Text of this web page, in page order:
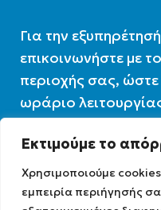
Εκτιμούμε το
Χρησιμοποιούμε
εμπειρία περιήγησής
Για την
επικοινωνήστε με
περιοχής σας, ώστε
ωράριο
Ωράριο